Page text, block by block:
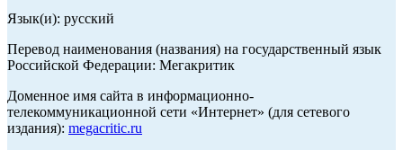
Язык(и): русский
Перевод наименования (названия) на государственный язык
Российской Федерации: Мегакритик
Доменное имя сайта в информационно-
телекоммуникационной сети «Интернет» (для сетевого
издания): megacritic.ru